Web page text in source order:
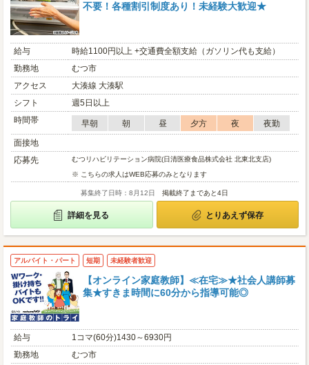
不要！各種割引制度あり！未経験大歓迎★
給与
時給1100円以上 +交通費全額支給（ガソリン代も支給）
勤務地
むつ市
アクセス
大湊線 大湊駅
シフト
週5日以上
時間帯
早朝 朝 昼 夕方 夜
夜勤
面接地
応募先
むつリハビリテーション病院(日清医療食品株式会社 北東北支店)
※ こちらの求人はWEB応募のみとなります
募集終了日時：8月12日 掲載終了まであと4日
詳細を見る とりあえず保存
アルバイト・パート 短期 未経験者歓迎
【オンライン家庭教師】≪在宅≫★社会人講師募
集★すきま時間に60分から指導可能◎
給与
1コマ(60分)1430～6930円
勤務地
むつ市